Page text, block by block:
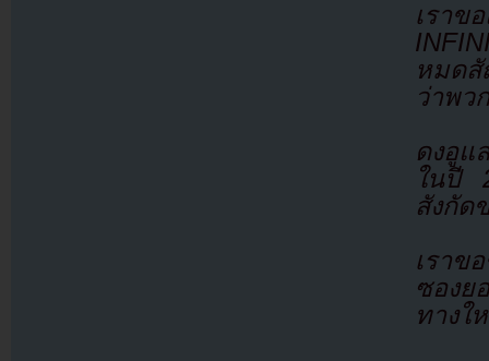
เราข
หมดสั
ว่าพว
ดงอูแ
ในปี
สังกัด
เราข
ซองย
ทางใ